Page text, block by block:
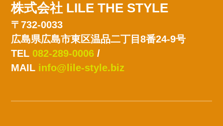
株式会社 LILE THE STYLE
〒732-0033
広島県広島市東区温品二丁目8番24-9号
TEL 082-289-0006 /
MAIL info@lile-style.biz